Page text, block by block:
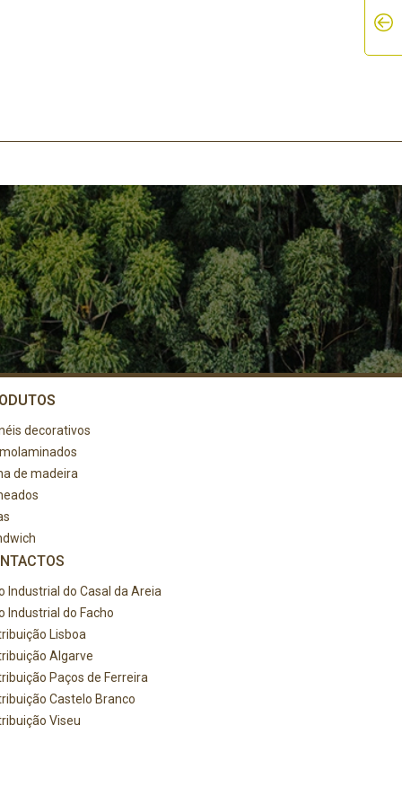
decorativos
de madeira
Industrial do Casal da Areia
Industrial do Facho
Lisboa
Algarve
Paços de Ferreira
Castelo Branco
Viseu